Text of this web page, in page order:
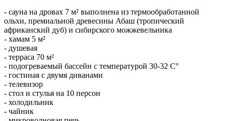
- сауна на дровах 7 м² выполнена из термообработанной
ольхи, премиальной древесины Абаш (тропический
африканский дуб) и сибирского можжевельника
- хамам 5 м²
- душевая
- терраса 70 м²
- подогреваемый бассейн с температурой 30-32 С°
- гостиная с двумя диванами
- телевизор
- стол и стулья на 10 персон
- холодильник
- чайник